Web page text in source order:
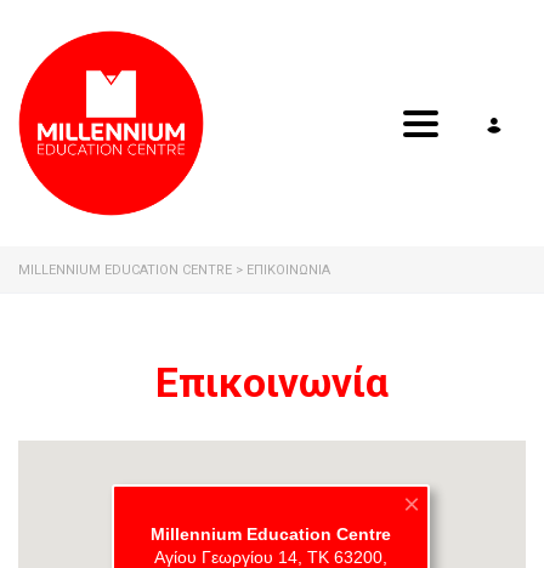
Toggle
MILLENNIUM EDUCATION CENTRE > ΕΠΙΚΟΙΝΩΝΊΑ
Επικοινωνία